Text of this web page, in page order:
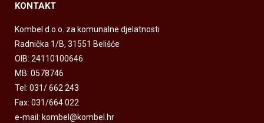
KONTAKT
Kombel d.o.o. za komunalne djelatnosti
Radnička 1/B, 31551 Belišće
OIB: 24110100646
MB: 0578746
Tel: 031/ 662 243
Fax: 031/664 022
e-mail: kombel@kombel.hr